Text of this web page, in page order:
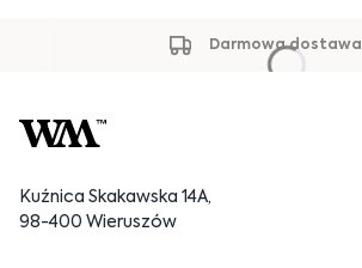
Darmowa dostawa
Kuźnica Skakawska 14A,
98-400 Wieruszów